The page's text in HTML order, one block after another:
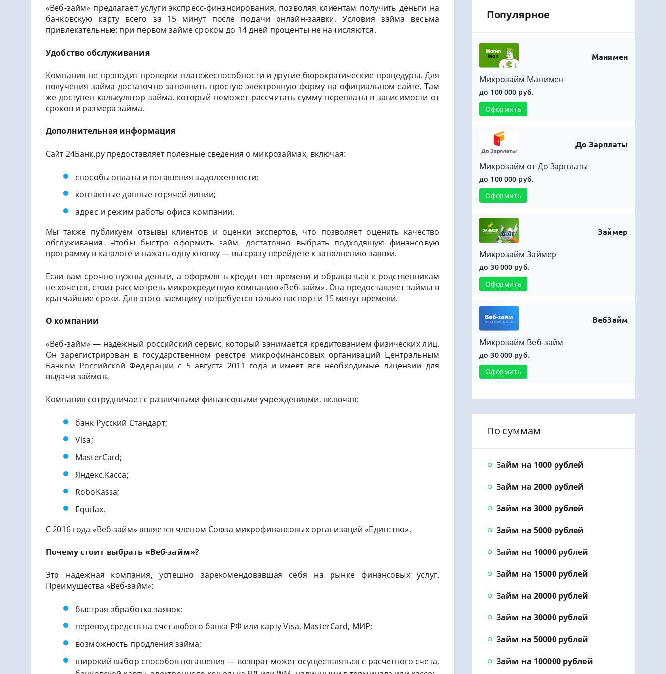
«Веб-займ» предлагает услуги экспресс-финансирования, позволяя клиентам получить деньги на
банковскую карту всего за 15 минут после подачи онлайн-заявки. Условия займа весьма
привлекательные: при первом займе сроком до 14 дней проценты не начисляются.
Удобство обслуживания
Компания не проводит проверки платежеспособности и другие бюрократические процедуры. Для
получения займа достаточно заполнить простую электронную форму на официальном сайте. Там
же доступен калькулятор займа, который поможет рассчитать сумму переплаты в зависимости от
сроков и размера займа.
Дополнительная информация
Сайт 24Банк.ру предоставляет полезные сведения о микрозаймах, включая:
способы оплаты и погашения задолженности;
контактные данные горячей линии;
адрес и режим работы офиса компании.
Мы также публикуем отзывы клиентов и оценки экспертов, что позволяет оценить качество
обслуживания. Чтобы быстро оформить займ, достаточно выбрать подходящую финансовую
программу в каталоге и нажать одну кнопку — вы сразу перейдете к заполнению заявки.
Если вам срочно нужны деньги, а оформлять кредит нет времени и обращаться к родственникам
не хочется, стоит рассмотреть микрокредитную компанию «Веб-займ». Она предоставляет займы в
кратчайшие сроки. Для этого заемщику потребуется только паспорт и 15 минут времени.
О компании
«Веб-займ» — надежный российский сервис, который занимается кредитованием физических лиц.
Он зарегистрирован в государственном реестре микрофинансовых организаций Центральным
Банком Российской Федерации с 5 августа 2011 года и имеет все необходимые лицензии для
выдачи займов.
Компания сотрудничает с различными финансовыми учреждениями, включая:
банк Русский Стандарт;
Visa;
MasterCard;
Яндекс.Касса;
RoboKassa;
Equifax.
С 2016 года «Веб-займ» является членом Союза микрофинансовых организаций «Единство».
Почему стоит выбрать «Веб-займ»?
Это надежная компания, успешно зарекомендовавшая себя на рынке финансовых услуг.
Преимущества «Веб-займ»:
быстрая обработка заявок;
перевод средств на счет любого банка РФ или карту Visa, MasterCard, МИР;
возможность продления займа;
широкий выбор способов погашения — возврат может осуществляться с расчетного счета,
Популярное
Манимен
Микрозайм Манимен
до 100 000 руб.
Оформить
До Зарплаты
Микрозайм от До Зарплаты
до 100 000 руб.
Оформить
Займер
Микрозайм Займер
до 30 000 руб.
Оформить
ВебЗайм
Микрозайм Веб-займ
до 30 000 руб.
Оформить
По суммам
Займ на 1000 рублей
Займ на 2000 рублей
Займ на 3000 рублей
Займ на 5000 рублей
Займ на 10000 рублей
Займ на 15000 рублей
Займ на 20000 рублей
Займ на 30000 рублей
Займ на 50000 рублей
Займ на 100000 рублей